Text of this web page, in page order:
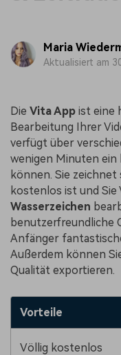
Maria
Aktualisiert am
Die Vita App ist eine
Bearbeitung Ihrer
verfügt über
wenigen Minuten ein
können. Sie zeichnet
kostenlos ist und Sie
Wasserzeichen
benutzerfreundliche
Anfänger
Außerdem können
Qualität exportieren.
Vorteile
Völlig kostenlos